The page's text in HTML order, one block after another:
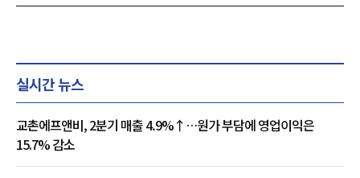
실시간 뉴스
교촌에프앤비, 2분기 매출 4.9%↑…원가 부담에 영업이익은
15.7% 감소